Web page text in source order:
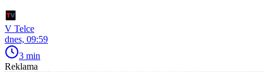
V Telce
dnes, 09:59
3 min
Reklama